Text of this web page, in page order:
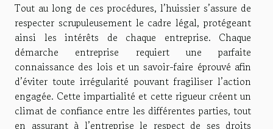
Tout au long de ces procédures, l’huissier s’assure de
respecter scrupuleusement le cadre légal, protégeant
ainsi les intérêts de chaque entreprise. Chaque
démarche entreprise requiert une parfaite
connaissance des lois et un savoir-faire éprouvé afin
d’éviter toute irrégularité pouvant fragiliser l’action
engagée. Cette impartialité et cette rigueur créent un
climat de confiance entre les différentes parties, tout
en assurant à l’entreprise le respect de ses droits